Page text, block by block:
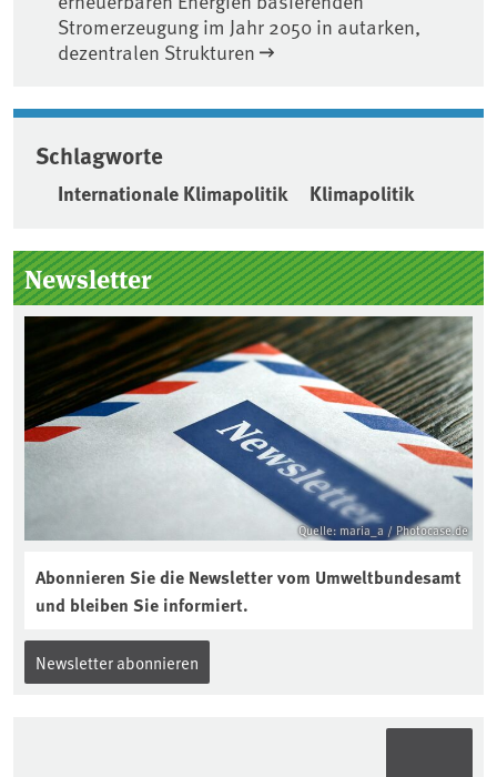
Stromerzeugung im Jahr 2050 in autarken,
dezentralen Strukturen
Schlagworte
Internationale Klimapolitik Klimapolitik
Seitenleiste
Newsletter
Quelle: maria_a / Photocase.de
Abonnieren Sie die Newsletter vom Umweltbundesamt
und bleiben Sie informiert.
Newsletter abonnieren